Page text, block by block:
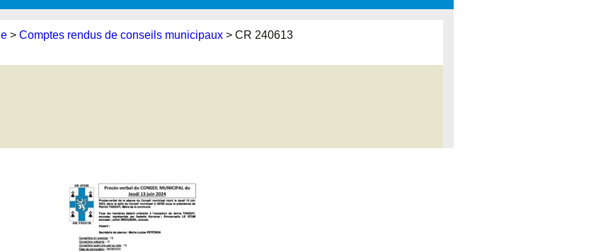
> Comptes rendus de conseils municipaux> CR 240613